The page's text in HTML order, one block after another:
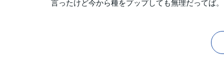
言ったけど今から種をプップしても無理だってば。